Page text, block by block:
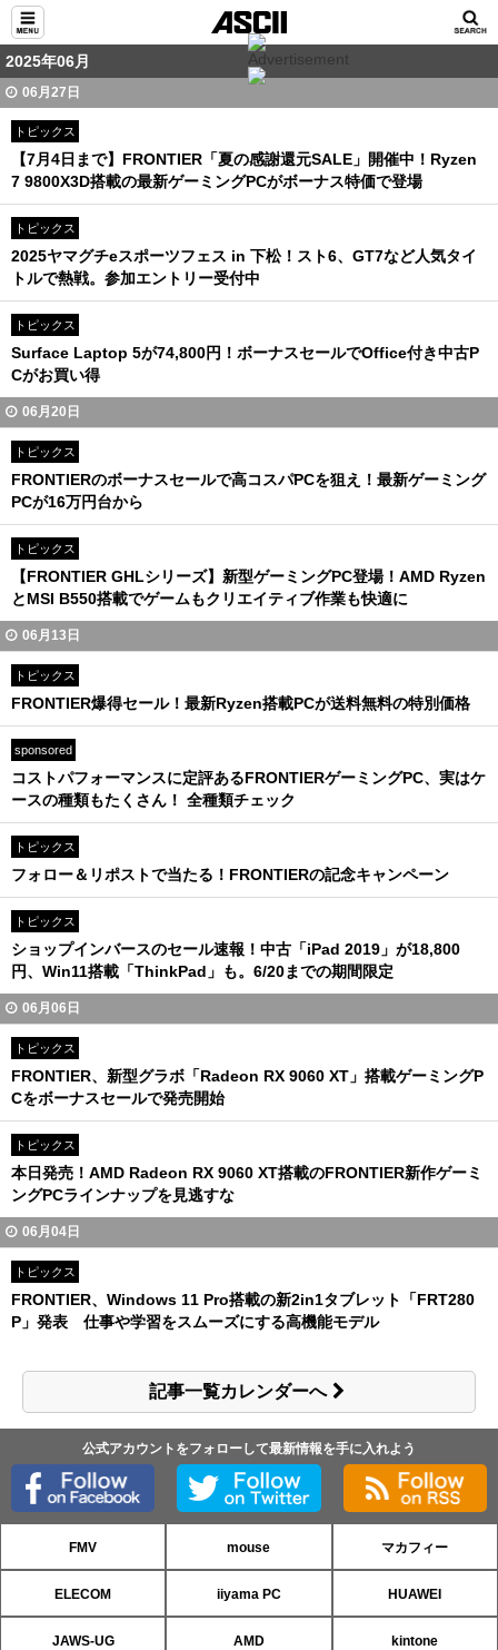
2025年06月
06月27日
トピックス
【7月4日まで】FRONTIER「夏の感謝還元SALE」開催中！Ryzen
7 9800X3D搭載の最新ゲーミングPCがボーナス特価で登場
トピックス
2025ヤマグチeスポーツフェス in 下松！スト6、GT7など人気タイ
トルで熱戦。参加エントリー受付中
トピックス
Surface Laptop 5が74,800円！ボーナスセールでOffice付き中古P
Cがお買い得
06月20日
トピックス
FRONTIERのボーナスセールで高コスパPCを狙え！最新ゲーミング
PCが16万円台から
トピックス
【FRONTIER GHLシリーズ】新型ゲーミングPC登場！AMD Ryzen
とMSI B550搭載でゲームもクリエイティブ作業も快適に
06月13日
トピックス
FRONTIER爆得セール！最新Ryzen搭載PCが送料無料の特別価格
sponsored
コストパフォーマンスに定評あるFRONTIERゲーミングPC、実はケ
ースの種類もたくさん！ 全種類チェック
トピックス
フォロー＆リポストで当たる！FRONTIERの記念キャンペーン
トピックス
ショップインバースのセール速報！中古「iPad 2019」が18,800
円、Win11搭載「ThinkPad」も。6/20までの期間限定
06月06日
トピックス
FRONTIER、新型グラボ「Radeon RX 9060 XT」搭載ゲーミングP
Cをボーナスセールで発売開始
トピックス
本日発売！AMD Radeon RX 9060 XT搭載のFRONTIER新作ゲーミ
ングPCラインナップを見逃すな
06月04日
トピックス
FRONTIER、Windows 11 Pro搭載の新2in1タブレット「FRT280
P」発表 仕事や学習をスムーズにする高機能モデル
記事一覧カレンダーへ
公式アカウントをフォローして最新情報を手に入れよう
FMV mouse マカフィー
ELECOM iiyama PC HUAWEI
JAWS-UG AMD kintone